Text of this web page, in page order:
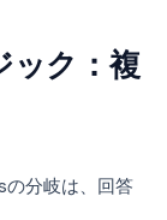
ック：複
の分岐は、回答